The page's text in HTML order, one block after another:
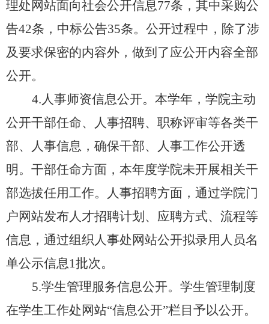
理处网站面向社会公开信息77条，其中采购公
告42条，中标公告35条。公开过程中，除了涉
及要求保密的内容外，做到了应公开内容全部
公开。
4. 人事师资信息公开。本学年，学院主动
公开干部任命、人事招聘、职称评审等各类干
部、人事信息，确保干部、人事工作公开透
明。干部任命方面，本年度学院未开展相关干
部选拔任用工作。人事招聘方面，通过学院门
户网站发布人才招聘计划、应聘方式、流程等
信息，通过组织人事处网站公开拟录用人员名
单公示信息1批次。
5.学生管理服务信息公开。学生管理制度
在学生工作处网站“信息公开”栏目予以公开。